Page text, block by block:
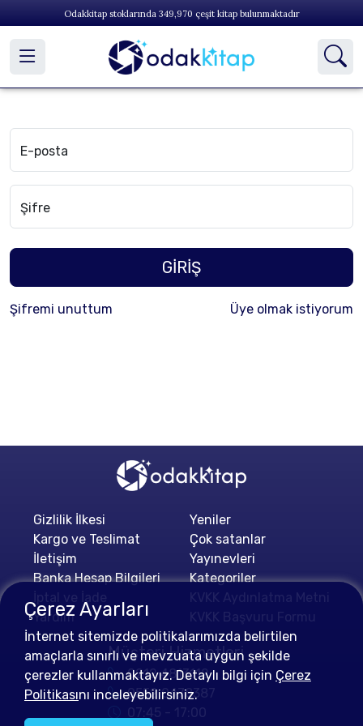
Odakkitap stoklarında 349,970 çeşit kitap bulunmaktadır
E-posta
Şifre
GİRİŞ
Şifremi unuttum Üye olmak istiyorum
Gizlilik İlkesi
Kargo ve Teslimat
İletişim
Banka Hesap Bilgileri
Yardım
Yeniler
Çok satanlar
Yayınevleri
Kategoriler
Müşteri Hizmetleri
0212 4813112
0552 0478387
07:45 - 17:00
Çerez Ayarları
İnternet sitemizde politikalarımızda belirtilen
amaçlarla sınırlı ve mevzuata uygun şekilde
çerezler kullanmaktayız. Detaylı bilgi için Çerez
Politikasını inceleyebilirsiniz.